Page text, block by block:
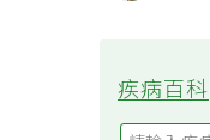
疾病百科